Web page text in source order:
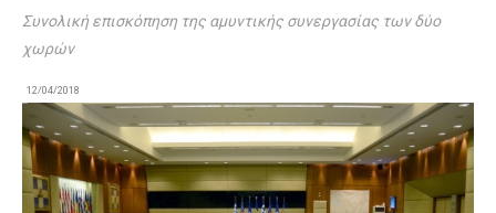
Συνολική επισκόπηση της αμυντικής συνεργασίας των δύο
χωρών
12/04/2018